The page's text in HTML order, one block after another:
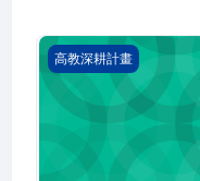
110年度
高教深耕計畫